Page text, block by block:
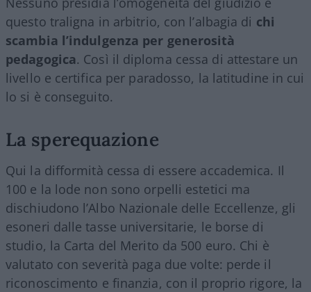
questo traligna in arbitrio, con l’albagia di chi
scambia l’indulgenza per generosità
pedagogica. Così il diploma cessa di attestare un
livello e certifica per paradosso, la latitudine in cui
lo si è conseguito.
La sperequazione
Qui la difformità cessa di essere accademica. Il
100 e la lode non sono orpelli estetici ma
dischiudono l’Albo Nazionale delle Eccellenze, gli
esoneri dalle tasse universitarie, le borse di
studio, la Carta del Merito da 500 euro. Chi è
valutato con severità paga due volte: perde il
riconoscimento e finanzia, con il proprio rigore, la